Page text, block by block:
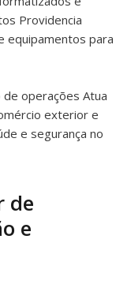
Providencia
equipamentos para
operações Atua
exterior e
e segurança no
de
e